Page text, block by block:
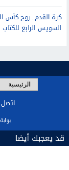
قد يعجبك أيضا
الثلاثاء.. حفل توقيع
بالمركز القومي للترجمة
السويس الرابع للكتاب